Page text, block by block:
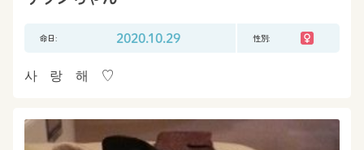
命日: 2020.10.29 性別:
사 랑 해 ♡